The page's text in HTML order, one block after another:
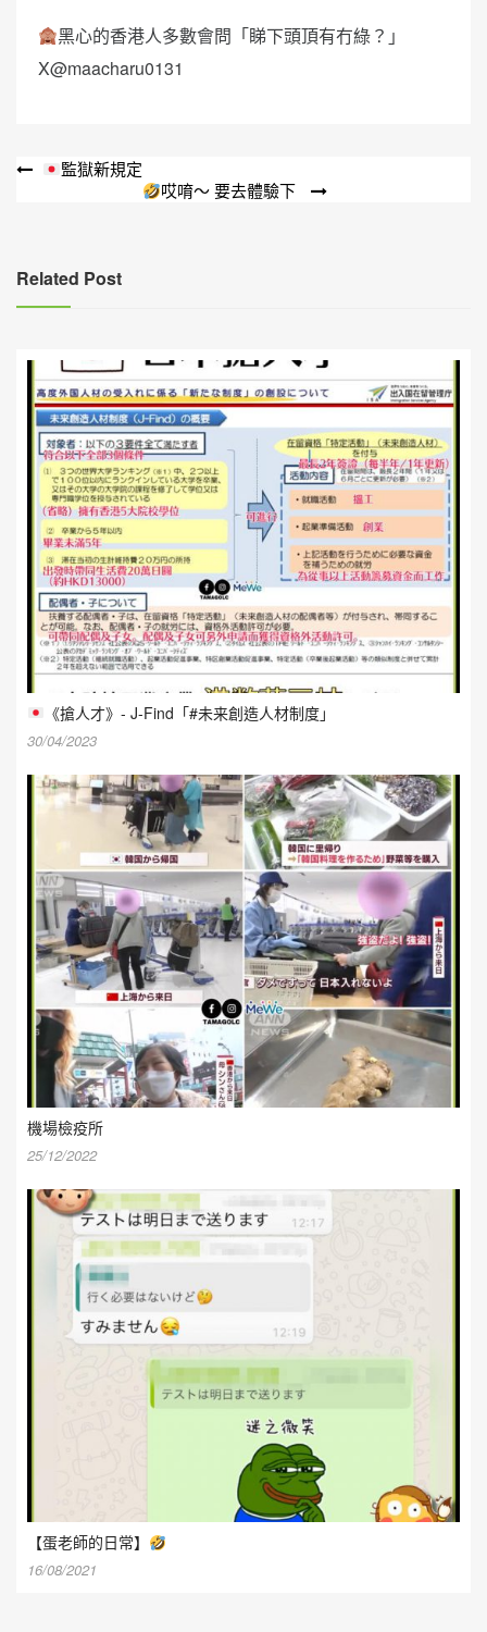
黑心的香港人多數會問「睇下頭頂有冇綠？」
X@maacharu0131
文
覽
監獄新規定
哎唷～ 要去體驗下
Related Post
《搶人才》- J-Find「#未来創造人材制度」
30/04/2023
機場檢疫所
25/12/2022
【蛋老師的日常】
16/08/2021